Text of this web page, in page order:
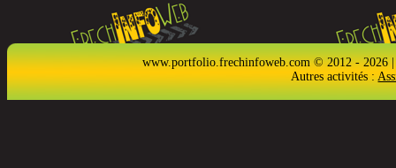
www.portfolio.frechinfoweb.com © 2012 - 2026
Autres activités :